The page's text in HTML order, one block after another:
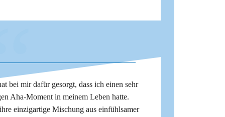
bei mir dafür gesorgt, dass ich einen sehr
Aha-Moment in meinem Leben hatte.
einzigartige Mischung aus einfühlsamer